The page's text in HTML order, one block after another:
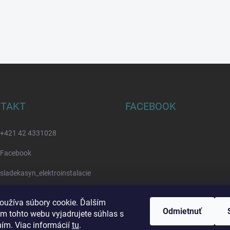
súbory cookie. Ďalším
tohto webu vyjadrujete súhlas s
Viac informácií tu.
Odmietnuť
+421 42 4331028
Facebook
sladekasyn_elektroinstalacie
FACEBOOK